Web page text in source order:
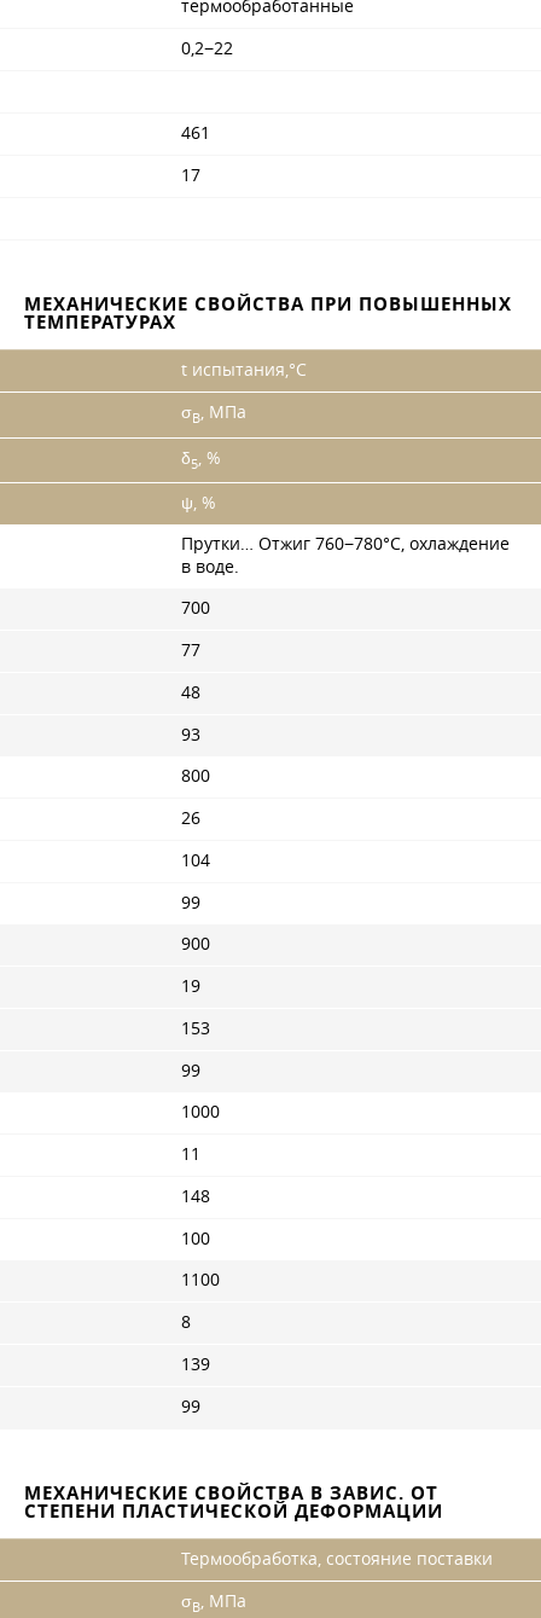
термообработанные
0,2−22
461
17
МЕХАНИЧЕСКИЕ СВОЙСТВА ПРИ ПОВЫШЕННЫХ
ТЕМПЕРАТУРАХ
t испытания,°C
σB, МПа
δ5, %
ψ, %
Прутки… Отжиг 760−780°С, охлаждение
в воде.
700
77
48
93
800
26
104
99
900
19
153
99
1000
11
148
100
1100
8
139
99
МЕХАНИЧЕСКИЕ СВОЙСТВА В ЗАВИС. ОТ
СТЕПЕНИ ПЛАСТИЧЕСКОЙ ДЕФОРМАЦИИ
Термообработка, состояние поставки
σB, МПа